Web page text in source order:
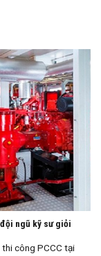
ngũ kỹ sư giỏi
công PCCC tại